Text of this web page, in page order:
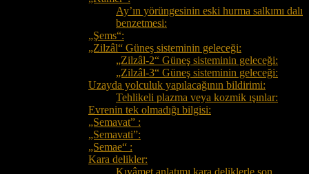
Ay’ın yörüngesinin eski hurma salkımı dalı
benzetmesi:
„Şems“:
„Zilzâl“ Güneş sisteminin geleceği:
„Zilzâl-2“ Güneş sisteminin geleceği:
„Zilzâl-3“ Güneş sisteminin geleceği:
Uzayda yolculuk yapılacağının bildirimi:
Tehlikeli plazma veya kozmik ışınlar:
Evrenin tek olmadığı bilgisi:
„Semavat” :
„Semavati”:
„Semae“ :
Kara delikler:
Kıyâmet anlatımı kara deliklerle son